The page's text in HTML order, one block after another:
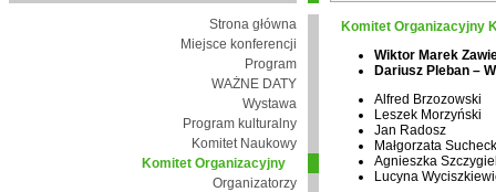
Strona główna
Miejsce konferencji
Program
WAŻNE DATY
Wystawa
Program kulturalny
Komitet Naukowy
Komitet Organizacyjny
Organizatorzy
Komitet Organizacyjny
Wiktor Marek
Dariusz Pleban –
Alfred Brzozowski
Leszek Morzyński
Jan Radosz
Małgorzata
Agnieszka
Lucyna